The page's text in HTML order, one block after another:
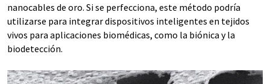
nanocables de oro. Si se perfecciona, este método podría
utilizarse para integrar dispositivos inteligentes en tejidos
vivos para aplicaciones biomédicas, como la biónica y la
biodetección.